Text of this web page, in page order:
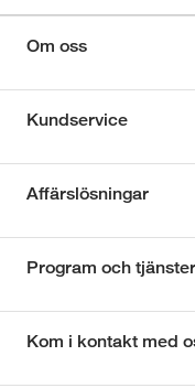
Om oss
Kundservice
Affärslösningar
Program och tjänster
Kom i kontakt med